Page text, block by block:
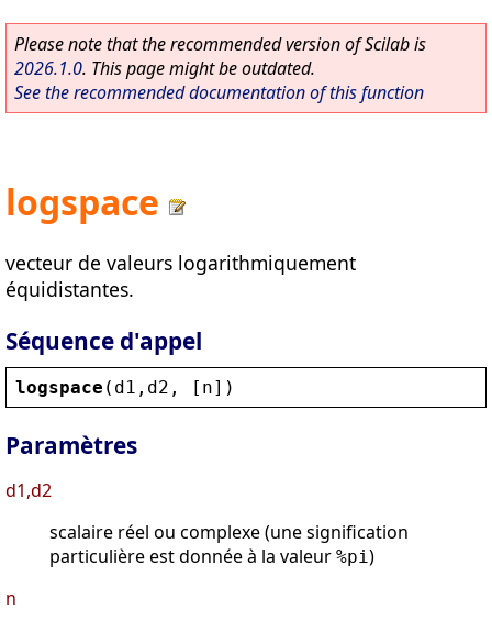
Please note that the recommended version of Scilab is
2026.1.0. This page might be outdated.
See the recommended documentation of this function
logspace
vecteur de valeurs logarithmiquement
équidistantes.
Séquence d'appel
logspace ( d1 , d2 , [ n])
Paramètres
d1,d2
scalaire réel ou complexe (une signification
particulière est donnée à la valeur %pi)
n